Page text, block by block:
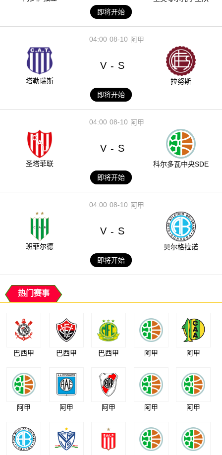
即将开始
08-10
04:00 阿甲
塔勒瑞斯
V - S
拉努斯
即将开始
08-10
04:00 阿甲
圣塔菲联
V - S
科尔多瓦中央SDE
即将开始
08-10
04:00 阿甲
班菲尔德
V - S
贝尔格拉诺
即将开始
热门赛事
巴西甲 巴西甲 巴西甲 阿甲 阿甲
阿甲 阿甲 阿甲 阿甲 阿甲